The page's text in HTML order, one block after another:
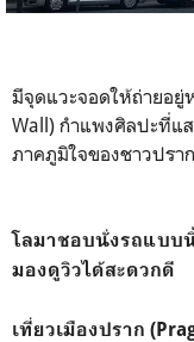
มีจุดแวะจอดให้ถ่ายอ
Wall) กำแพงศิลปะที่แ
ภาคภูมิใจของชาวปรา
โลมาชอบนั่งรถแบบ
มองดูวิวได้สะดวกดี
เที่ยวเมืองปราก